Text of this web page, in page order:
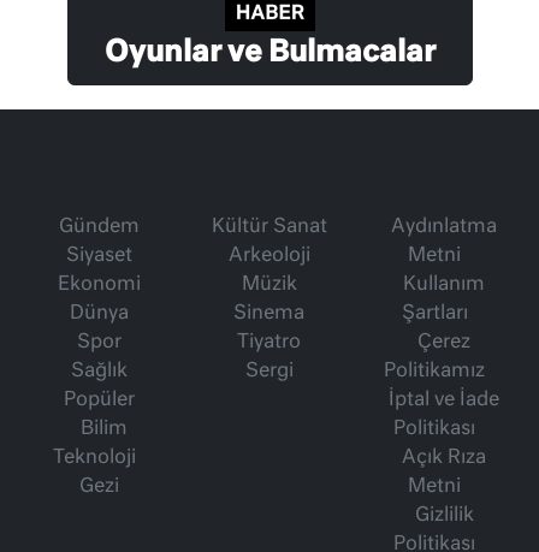
Oyunlar ve Bulmacalar
Gündem
Siyaset
Ekonomi
Dünya
Spor
Sağlık
Popüler
Bilim
Teknoloji
Gezi
Kültür Sanat
Arkeoloji
Müzik
Sinema
Tiyatro
Sergi
Aydınlatma
Metni
Kullanım
Şartları
Çerez
Politikamız
İptal ve İade
Politikası
Açık Rıza
Metni
Gizlilik
Politikası